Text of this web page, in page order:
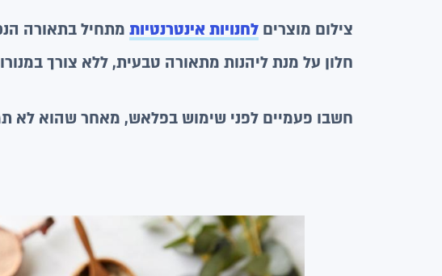
צילום מוצרים לחנויות אינטרנטיות מתחיל בתאורה
חלון על מנת ליהנות מתאורה טבעית, ללא צורך
חשבו פעמיים לפני שימוש בפלאש, מאחר שהוא לא